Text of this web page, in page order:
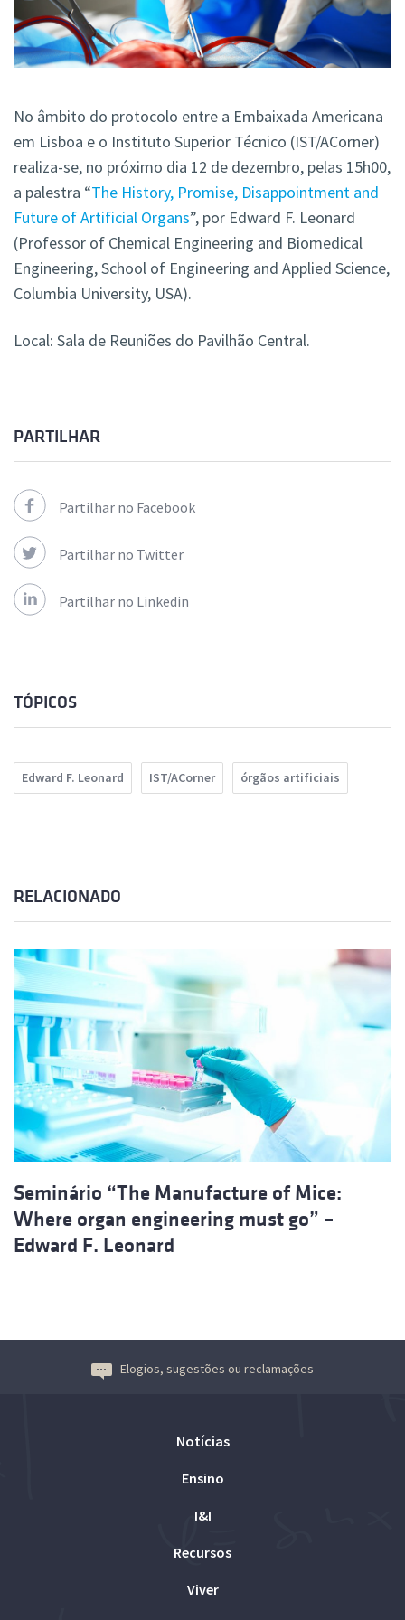
No âmbito do protocolo entre a Embaixada Americana
em Lisboa e o Instituto Superior Técnico (IST/ACorner)
realiza-se, no próximo dia 12 de dezembro, pelas 15h00,
a palestra “The History, Promise, Disappointment and
Future of Artificial Organs”, por Edward F. Leonard
(Professor of Chemical Engineering and Biomedical
Engineering, School of Engineering and Applied Science,
Columbia University, USA).
Local: Sala de Reuniões do Pavilhão Central.
PARTILHAR
Partilhar no Facebook
Partilhar no Twitter
Partilhar no Linkedin
TÓPICOS
Edward F. Leonard IST/ACorner órgãos artificiais
RELACIONADO
Seminário “The Manufacture of Mice:
Where organ engineering must go” –
Edward F. Leonard
Elogios, sugestões ou reclamações
Notícias
Ensino
I&I
Recursos
Viver